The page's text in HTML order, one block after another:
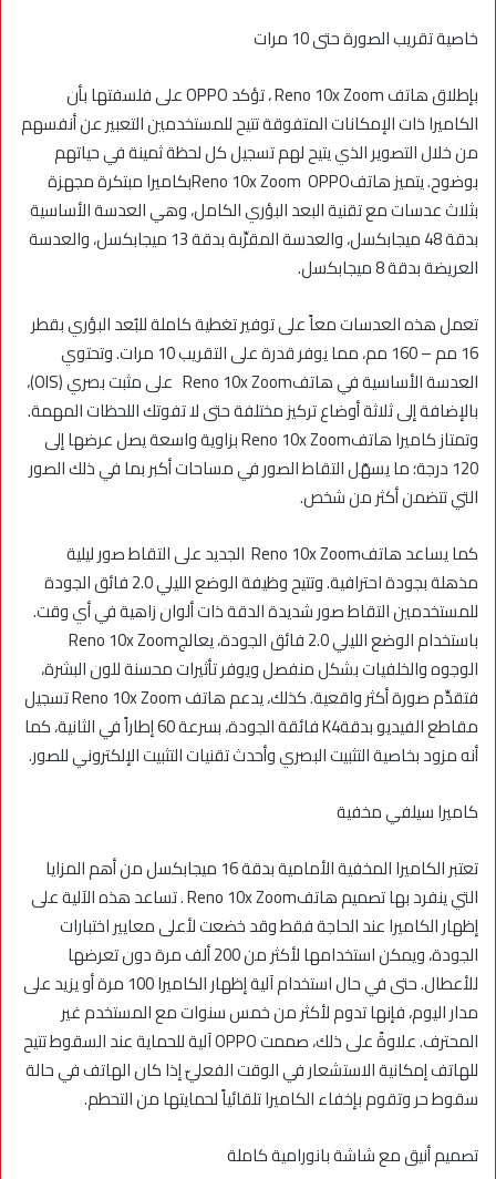
خاصية تقريب الصورة حتى 10 مرات
بإطلاق هاتف Reno 10x Zoom ، تؤكد OPPO على فلسفتها بأن
الكاميرا ذات الإمكانات المتفوقة تتيح للمستخدمين التعبير عن أنفسهم
من خلال التصوير الذي يتيح لهم تسجيل كل لحظة ثمينة في حياتهم
بوضوح. يتميز هاتفReno 10x Zoom OPPOبكاميرا مبتكرة مجهزة
بثلاث عدسات مع تقنية البعد البؤري الكامل، وهي العدسة الأساسية
بدقة 48 ميجابكسل، والعدسة المقرِّبة بدقة 13 ميجابكسل، والعدسة
العريضة بدقة 8 ميجابكسل.
تعمل هذه العدسات معاً على توفير تغطية كاملة للبُعد البؤري بقطر
16 مم – 160 مم، مما يوفر قدرة على التقريب 10 مرات. وتحتوي
العدسة الأساسية في هاتفReno 10x Zoom على مثبت بصري (OIS)،
بالإضافة إلى ثلاثة أوضاع تركيز مختلفة حتى لا تفوتك اللحظات المهمة.
وتمتاز كاميرا هاتفReno 10x Zoom بزاوية واسعة يصل عرضها إلى
120 درجة؛ ما يسهّل التقاط الصور في مساحات أكبر بما في ذلك الصور
التي تتضمن أكثر من شخص.
كما يساعد هاتفReno 10x Zoom الجديد على التقاط صور ليلية
مذهلة بجودة احترافية. وتتيح وظيفة الوضع الليلي 2.0 فائق الجودة
للمستخدمين التقاط صور شديدة الدقة ذات ألوان زاهية في أي وقت.
الوجوه والخلفيات بشكل منفصل ويوفر تأثيرات محسنة للون البشرة،
فتقدِّم صورة أكثر واقعية. كذلك، يدعم هاتف Reno 10x Zoom تسجيل
مقاطع الفيديو بدقةK4 فائقة الجودة، بسرعة 60 إطاراً في الثانية، كما
أنه مزود بخاصية التثبيت البصري وأحدث تقنيات التثبيت الإلكتروني للصور.
كاميرا سيلفي مخفية
تعتبر الكاميرا المخفية الأمامية بدقة 16 ميجابكسل من أهم المزايا
التي ينفرد بها تصميم هاتفReno 10x Zoom . تساعد هذه الآلية على
إظهار الكاميرا عند الحاجة فقط وقد خضعت لأعلى معايير اختبارات
الجودة، ويمكن استخدامها لأكثر من 200 ألف مرة دون تعرضها
للأعطال. حتى في حال استخدام آلية إظهار الكاميرا 100 مرة أو يزيد على
مدار اليوم، فإنها تدوم لأكثر من خمس سنوات مع المستخدم غير
المحترف. علاوةً على ذلك، صممت OPPO آلية للحماية عند السقوط تتيح
للهاتف إمكانية الاستشعار في الوقت الفعليّ إذا كان الهاتف في حالة
سقوط حر وتقوم بإخفاء الكاميرا تلقائياً لحمايتها من التحطم.
تصميم أنيق مع شاشة بانورامية كاملة